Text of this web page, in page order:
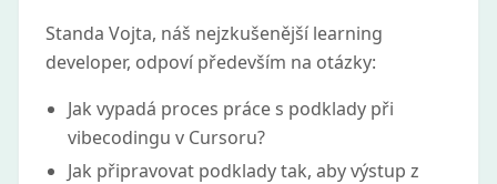
Standa Vojta, náš nejzkušenější learning
developer, odpoví především na otázky:
Jak vypadá proces práce s podklady při
vibecodingu v Cursoru?
Jak připravovat podklady tak, aby výstup z